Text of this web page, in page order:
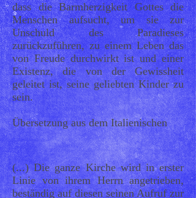
dass die Barmherzigkeit Gottes die
Menschen aufsucht, um sie zur
Unschuld des Paradieses
zurückzuführen, zu einem Leben das
von Freude durchwirkt ist und einer
Existenz, die von der Gewissheit
geleitet ist, seine geliebten Kinder zu
sein.
Übersetzung aus dem Italienischen
(...) Die ganze Kirche wird in erster
Linie von ihrem Herrn angetrieben,
beständig auf diesen seinen Aufruf zur